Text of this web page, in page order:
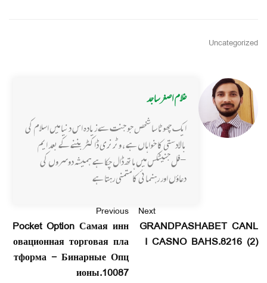
Uncategorized
غلام اصغر ساجد
ایک چھوٹا سا شخص جو جنت سے زیادہ اس دنیا میں اسلام کی
بالادستی کا خواہاں ہے ، وٹرنری ڈاکٹر بننے کے بعد ایم
-فل جنیٹکس میں ہاتھ ڈال چکا ہے ہمیشہ دوسروں کی
دعاؤں اور رہنمائی کا متمنی رہتا ہے
Previous
Pocket Option Самая инн
овационная торговая пла
тформа - Бинарные Опц
ионы.10087
Next
GRANDPASHABET CANL
I CASNO BAHS.8216 (2)